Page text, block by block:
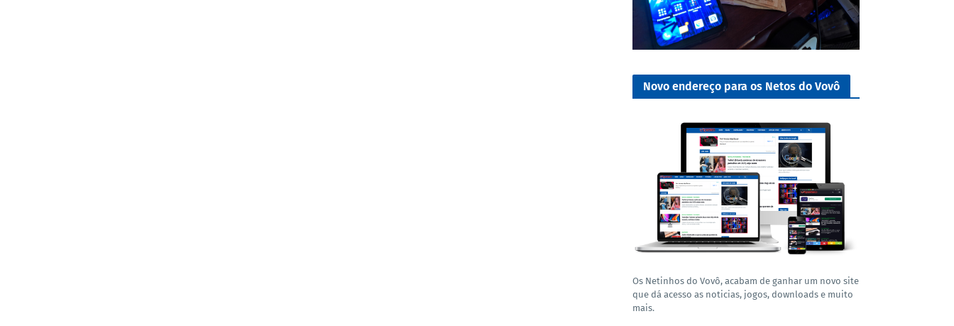
Novo endereço para os Netos do Vovô
Os Netinhos do Vovô, acabam de ganhar um novo site
que dá acesso as noticias, jogos, downloads e muito
mais.